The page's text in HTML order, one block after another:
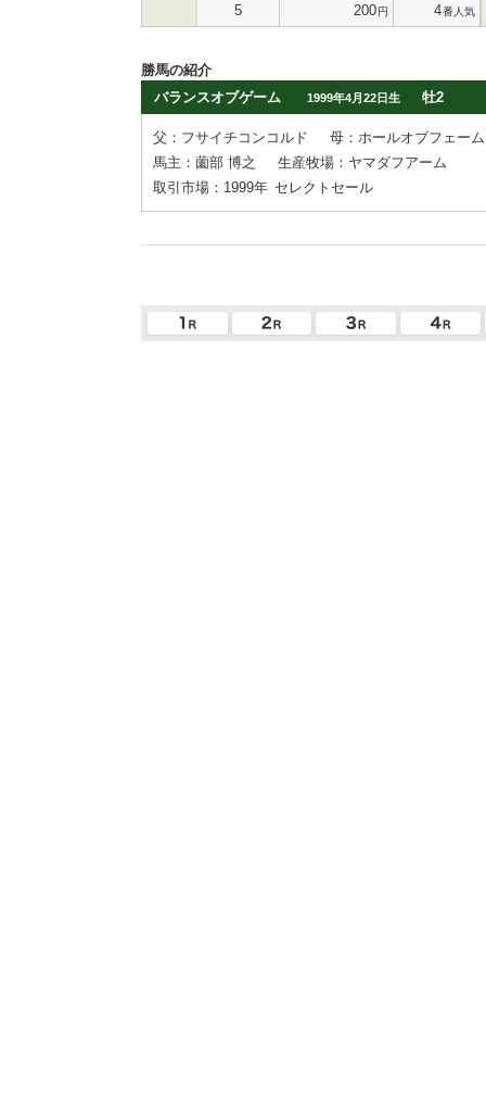
5 200円 4番人気
勝馬の紹介
バランスオブゲーム
1999年4月22日生 牡2
父：フサイチコンコルド
母：ホールオブフェーム
馬主：薗部 博之
生産牧場：ヤマダフアーム
取引市場：1999年 セレクトセール